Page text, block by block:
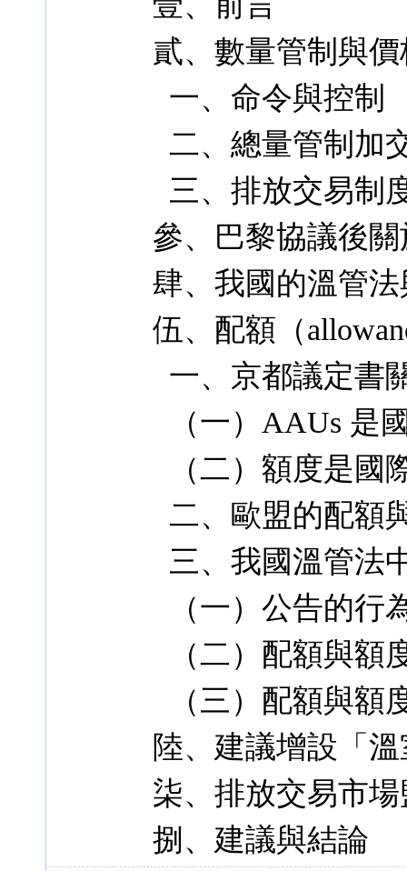
貳、數量管制與
一、命令與控制
二、總量管制加
三、排放交易制
參、巴黎協議後
肆、我國的溫管
伍、配額（
一、京都議定書
（一）AAUs 是
（二）額度是國
二、歐盟的配額
三、我國溫管法
（一）公告的行
（二）配額與額
（三）配額與額
陸、建議增設「
柒、排放交易市
捌、建議與結論